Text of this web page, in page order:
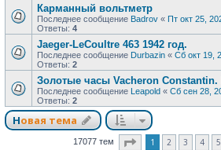
Карманный вольтметр
Последнее сообщение Badrov « Пт окт 25,
Ответы: 4
Jaeger-LeCoultre 463 1942 год.
Последнее сообщение Durbazin « Сб окт 19,
Ответы: 2
Золотые часы Vacheron
Последнее сообщение Leapold « Сб сен 28,
Ответы: 2
Новая тема
17077 тем Страница из 342
1 2 3 4 5